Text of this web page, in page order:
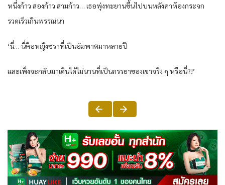
หนึ่งก้าว สองก้าว สามก้าว… เธอพุ่งทะยานขึ้นไปบนหลังคาห้องกระจก
รวดเร็วเกินพรรณนา
‘นี่… นี่คือหญิงชราที่เป็นอัมพาตมาหลายปี
และเพิ่งจะกลับมาเดินได้ไม่นานที่เป็นภรรยาของเขาจริง ๆ หรือนี่?!’